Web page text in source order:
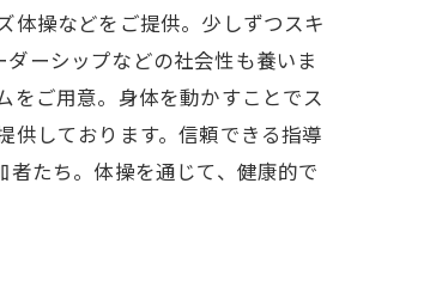
体操などをご提供。少しずつスキ
ーシップなどの社会性も養いま
をご用意。身体を動かすことでス
供しております。信頼できる指導
たち。体操を通じて、健康的で